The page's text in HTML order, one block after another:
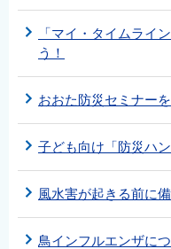
「マイ・タイムライ
う！
おおた防災セミナー
子ども向け「防災ハン
風水害が起きる前に
鳥インフルエンザに